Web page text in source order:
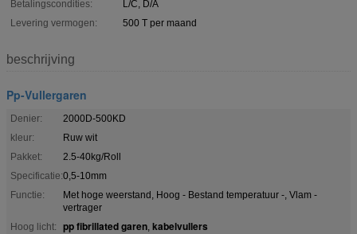
Betalingscondities:
L/C, D/A
Levering vermogen:
500 T per maand
beschrijving
Pp-Vullergaren
Denier:
2000D-500KD
kleur:
Ruw wit
Pakket:
2.5-40kg/Roll
Specificatie:0,5-10mm
Functie:
Met hoge weerstand, Hoog - Bestand temperatuur -, Vlam -
vertrager
Hoog licht:
pp fibrillated garen, kabelvullers